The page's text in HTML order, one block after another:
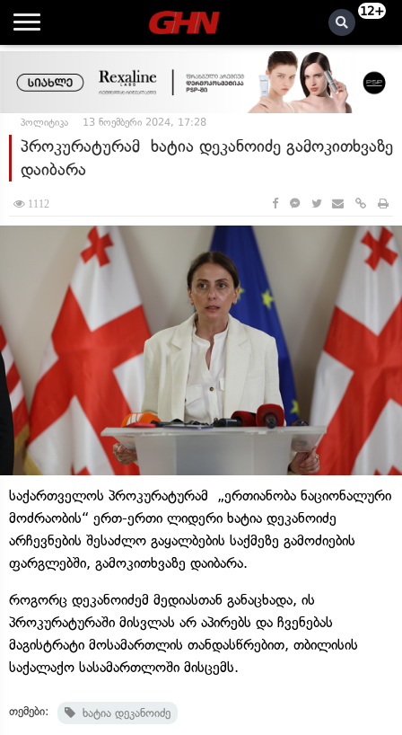
12+
პოლიტიკა 13 ნოემბერი 2024, 17:28
პროკურატურამ ხატია დეკანოიძე გამოკითხვაზე
დაიბარა
1112
საქართველოს პროკურატურამ „ერთიანობა ნაციონალური
მოძრაობის“ ერთ-ერთი ლიდერი ხატია დეკანოიძე
არჩევნების შესაძლო გაყალბების საქმეზე გამოძიების
ფარგლებში, გამოკითხვაზე დაიბარა.
როგორც დეკანოიძემ მედიასთან განაცხადა, ის
პროკურატურაში მისვლას არ აპირებს და ჩვენებას
მაგისტრატი მოსამართლის თანდასწრებით, თბილისის
საქალაქო სასამართლოში მისცემს.
თემები: ხატია დეკანოიძე